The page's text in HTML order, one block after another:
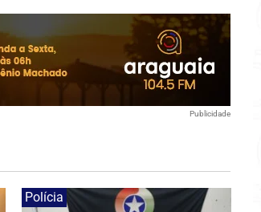
Publicidade
Polícia